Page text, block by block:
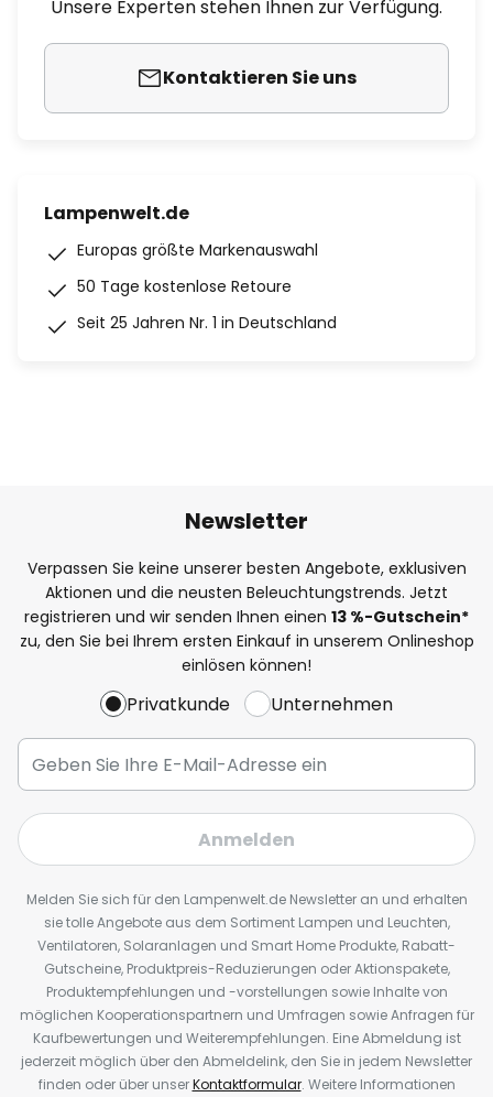
Unsere Experten stehen Ihnen zur Verfügung.
Kontaktieren Sie uns
Lampenwelt.de
Europas größte Markenauswahl
50 Tage kostenlose Retoure
Seit 25 Jahren Nr. 1 in Deutschland
Newsletter
Verpassen Sie keine unserer besten Angebote, exklusiven
Aktionen und die neusten Beleuchtungstrends. Jetzt
registrieren und wir senden Ihnen einen 13 %-Gutschein*
zu, den Sie bei Ihrem ersten Einkauf in unserem Onlineshop
einlösen können!
Privatkunde Unternehmen
Anmelden
Melden Sie sich für den Lampenwelt.de Newsletter an und erhalten
sie tolle Angebote aus dem Sortiment Lampen und Leuchten,
Ventilatoren, Solaranlagen und Smart Home Produkte, Rabatt-
Gutscheine, Produktpreis-Reduzierungen oder Aktionspakete,
Produktempfehlungen und -vorstellungen sowie Inhalte von
möglichen Kooperationspartnern und Umfragen sowie Anfragen für
Kaufbewertungen und Weiterempfehlungen. Eine Abmeldung ist
jederzeit möglich über den Abmeldelink, den Sie in jedem Newsletter
finden oder über unserKontaktformular. Weitere Informationen